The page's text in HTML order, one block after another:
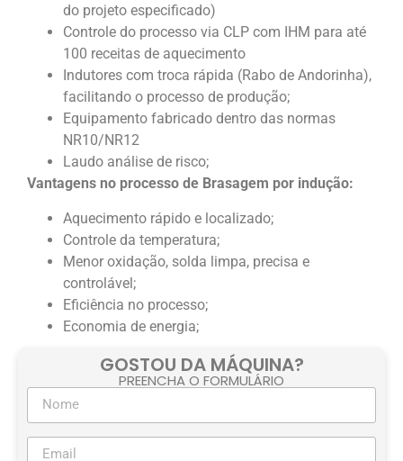
do projeto especificado)
Controle do processo via CLP com IHM para até
100 receitas de aquecimento
Indutores com troca rápida (Rabo de Andorinha),
facilitando o processo de produção;
Equipamento fabricado dentro das normas
NR10/NR12
Laudo análise de risco;
Vantagens no processo de Brasagem por indução:
Aquecimento rápido e localizado;
Controle da temperatura;
Menor oxidação, solda limpa, precisa e
controlável;
Eficiência no processo;
Economia de energia;
GOSTOU DA MÁQUINA?
PREENCHA O FORMULÁRIO